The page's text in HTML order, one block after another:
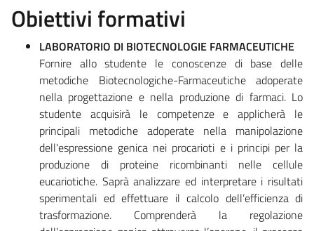
Obiettivi formativi
LABORATORIO DI BIOTECNOLOGIE FARMACEUTICHE
Fornire allo studente le conoscenze di base delle
metodiche Biotecnologiche-Farmaceutiche adoperate
nella progettazione e nella produzione di farmaci. Lo
studente acquisirà le competenze e applicherà le
principali metodiche adoperate nella manipolazione
dell'espressione genica nei procarioti e i principi per la
produzione di proteine ricombinanti nelle cellule
eucariotiche. Saprà analizzare ed interpretare i risultati
sperimentali ed effettuare il calcolo dell’efficienza di
trasformazione. Comprenderà la regolazione